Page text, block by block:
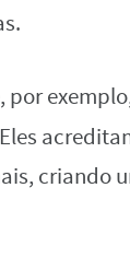
por
Eles
criando